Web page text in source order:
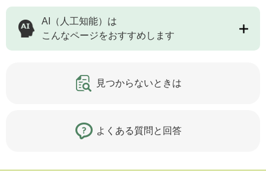
AI（人工知能）は
こんなページをおすすめします
見つからないときは
よくある質問と回答